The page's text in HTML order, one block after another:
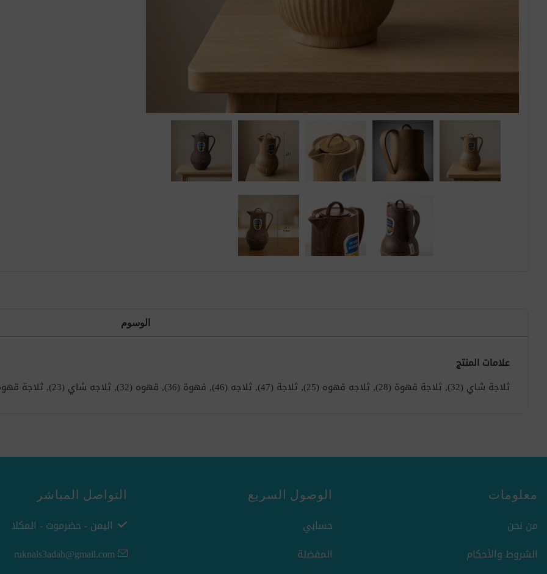
الوسوم
علامات المنتج
ثلاجة شاي (32)
, ثلاجة قهوة (28)
, ثلاجه قهوه (25)
, ثلاجة (47)
, ثلاجه (46)
, قهوة (36)
, قهوه (32)
, ثلاجه شاي (23)
, ثلاجة
معلومات
من نحن
الشروط والأحكام
الوصول السريع
حسابي
المفضلة
التواصل المباشر
اليمن - حضرموت - المكلا
ruknals3adah@gmail.com